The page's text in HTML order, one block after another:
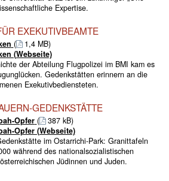
Expertise.
EXEKUTIVBEAMTE
(
1,4 MB)
(Webseite)
der Abteilung Flugpolizei im BMI kam es
Gedenkstätten erinnern an die
Exekutivbediensteten.
GEDENKSTÄTTE
Opfer (
387 kB)
Opfer (Webseite)
im Ostarrichi-Park: Granittafeln
während des nationalsozialistischen
Jüdinnen und Juden.